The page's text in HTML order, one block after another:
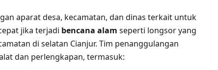
aparat desa, kecamatan, dan dinas terkait untuk
jika terjadi bencana alam seperti longsor yang
di selatan Cianjur. Tim penanggulangan
dan perlengkapan, termasuk: